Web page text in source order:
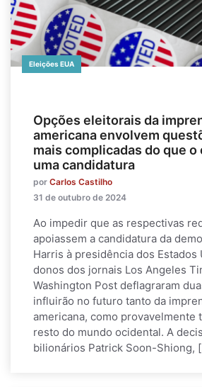
Eleições EUA
Opções eleitorais da
americana envolvem
mais complicadas do que o
uma candidatura
por Carlos Castilho
31 de outubro de 2024
Ao impedir que as respectivas
apoiassem a candidatura da
Harris à presidência dos Estados
donos dos jornais Los Angeles
Washington Post deflagraram
influirão no futuro tanto da
americana, como provavelmente
resto do mundo ocidental. A
bilionários Patrick Soon-Shiong,